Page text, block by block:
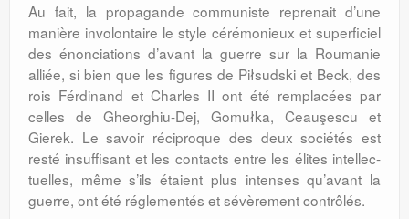
Au fait, la propagande commu­niste reprenait d’une
manière involontaire le style cérémonieux et superficiel
des énon­ciations d’avant la guerre sur la Roumanie
alliée, si bien que les figures de Piłsudski et Beck, des
rois Férdinand et Charles II ont été remplacées par
celles de Gheorghiu-Dej, Gomułka, Ceauşescu et
Gierek. Le savoir réciproque des deux sociétés est
resté insuf­fisant et les contacts entre les élites intellec­
tuelles, même s’ils étaient plus intenses qu’avant la
guerre, ont été réglementés et sévèrement contrôlés.